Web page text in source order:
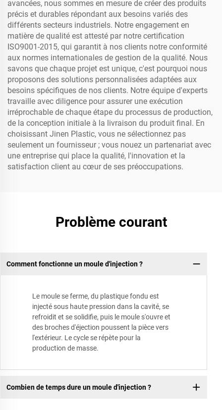
avancées, nous sommes en mesure de créer des produits
précis et durables répondant aux besoins variés des
différents secteurs industriels. Notre engagement en
matière de qualité est attesté par notre certification
ISO9001-2015, qui garantit à nos clients notre conformité
aux normes internationales de gestion de la qualité. Nous
savons que chaque projet est unique, c'est pourquoi nous
proposons des solutions personnalisées adaptées aux
besoins spécifiques de nos clients. Notre équipe d'experts
travaille avec diligence pour assurer une exécution
irréprochable de chaque étape du processus de production,
de la conception initiale à la livraison du produit final. En
choisissant Jinen Plastic, vous ne sélectionnez pas
seulement un fournisseur ; vous nouez un partenariat avec
une entreprise qui place la qualité, l'innovation et la
satisfaction client au cœur de ses préoccupations.
Problème courant
Comment fonctionne un moule d'injection ?
Le moule se ferme, du plastique fondu est
injecté sous haute pression dans la cavité, se
refroidit et se solidifie, puis le moule s'ouvre et
des broches d'éjection poussent la pièce vers
l'extérieur. Le cycle se répète pour la
production de masse.
Combien de temps dure un moule d'injection ?